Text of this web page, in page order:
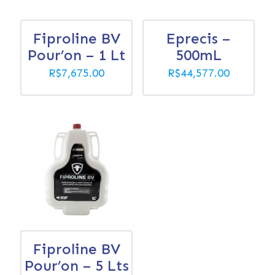
Fiproline BV
Pour’on – 1 Lt
R$7,675.00
Eprecis –
500mL
R$44,577.00
Fiproline BV
Pour’on – 5 Lts